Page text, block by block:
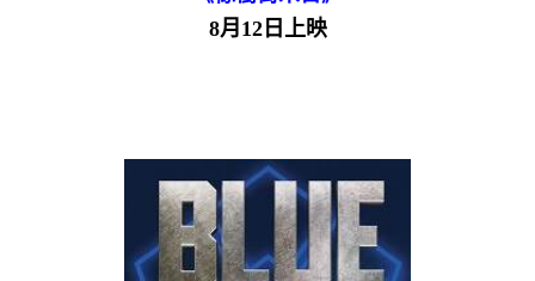
8月12日上映